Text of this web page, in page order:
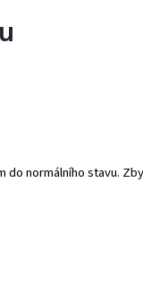
normálního stavu.